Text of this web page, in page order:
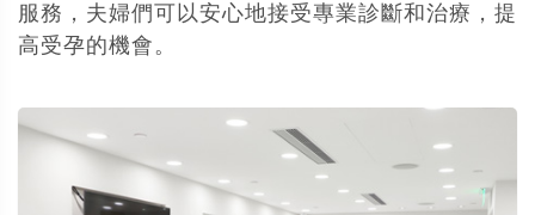
服務，夫婦們可以安心地接受專業診斷和治療，提
高受孕的機會。